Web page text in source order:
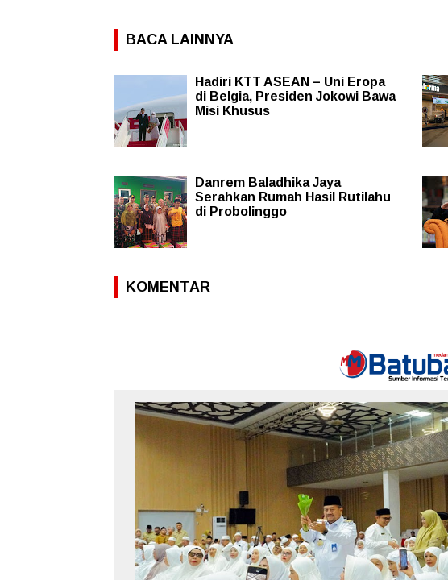
BACA LAINNYA
Hadiri KTT ASEAN – Uni Eropa
di Belgia, Presiden Jokowi Bawa
Misi Khusus
Danrem Baladhika Jaya
Serahkan Rumah Hasil Rutilahu
di Probolinggo
KOMENTAR